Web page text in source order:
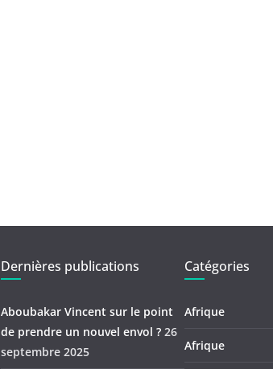
Dernières publications
Aboubakar Vincent sur le point
de prendre un nouvel envol ? 26
septembre 2025
Catégories
Afrique
Afrique